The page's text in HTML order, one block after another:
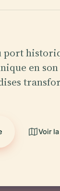
en
Voir